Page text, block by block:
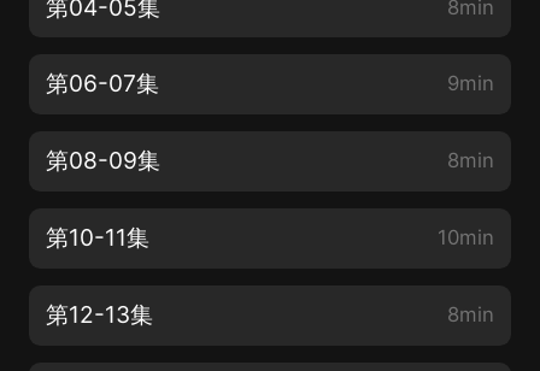
第04-05集 8min
第06-07集 9min
第08-09集 8min
第10-11集 10min
第12-13集 8min